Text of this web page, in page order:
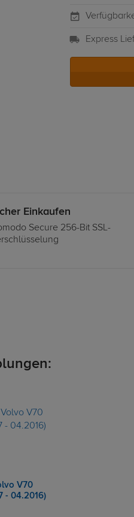
Express
Einkaufen
Secure 256-Bit SSL-
V70
- 04.2016)